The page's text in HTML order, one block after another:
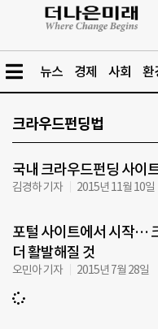
뉴스 경제 사회 환
크라우드펀딩법
국내 크라우드펀딩 사이
김경하 기자 2015년 11월 10일
포털 사이트에서 시작…
더 활발해질 것
오민아 기자 2015년 7월 28일